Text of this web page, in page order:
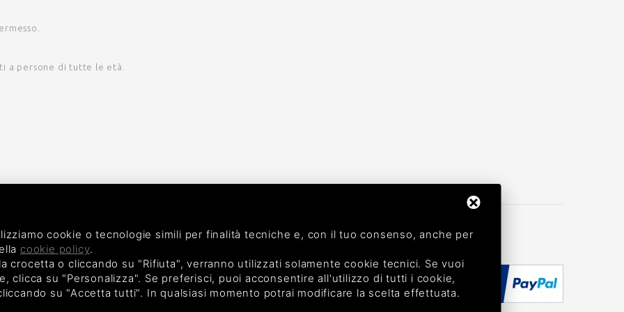
a persone di tutte le età.
cookie o tecnologie simili per finalità tecniche e, con il tuo consenso, anche per
cookie policy.
crocetta o cliccando su "Rifiuta", verranno utilizzati solamente cookie tecnici. Se vuoi
clicca su "Personalizza". Se preferisci, puoi acconsentire all'utilizzo di tutti i cookie,
su "Accetta tutti". In qualsiasi momento potrai modificare la scelta effettuata.